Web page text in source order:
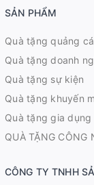
SẢN PHẨM
Quà tặng quảng
Quà tặng doanh
Quà tặng sự kiện
Quà tặng khuyến
Quà tặng gia dụng
QUÀ TẶNG CÔNG
CÔNG TY TNHH